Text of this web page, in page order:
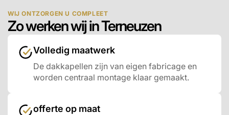
WIJ ONTZORGEN U COMPLEET
Zo werken wij in Terneuzen
Volledig maatwerk
De dakkapellen zijn van eigen fabricage en
worden centraal montage klaar gemaakt.
offerte op maat